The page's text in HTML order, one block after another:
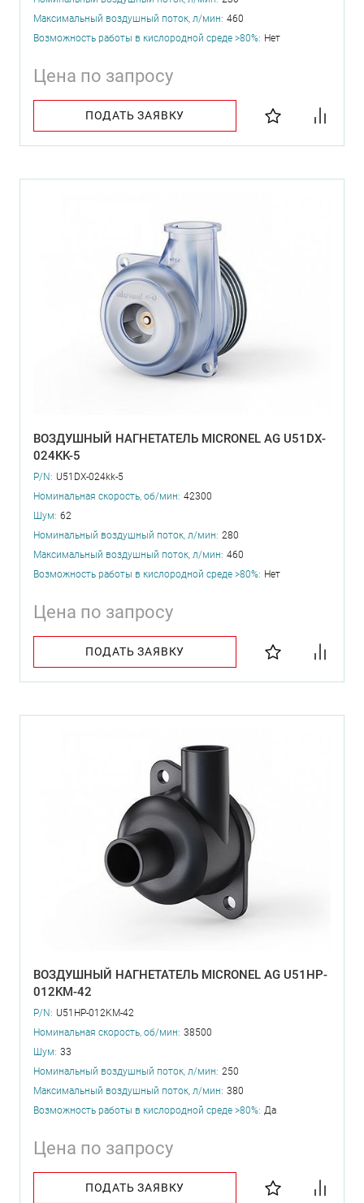
Максимальный воздушный поток, л/мин: 460
Возможность работы в кислородной среде >80%: Нет
Цена по запросу
ПОДАТЬ ЗАЯВКУ
ВОЗДУШНЫЙ НАГНЕТАТЕЛЬ MICRONEL AG U51DX-
024KK-5
P/N: U51DX-024kk-5
Номинальная скорость, об/мин: 42300
Шум: 62
Номинальный воздушный поток, л/мин: 280
Максимальный воздушный поток, л/мин: 460
Возможность работы в кислородной среде >80%: Нет
Цена по запросу
ПОДАТЬ ЗАЯВКУ
ВОЗДУШНЫЙ НАГНЕТАТЕЛЬ MICRONEL AG U51HP-
012KM-42
P/N: U51HP-012KM-42
Номинальная скорость, об/мин: 38500
Шум: 33
Номинальный воздушный поток, л/мин: 250
Максимальный воздушный поток, л/мин: 380
Возможность работы в кислородной среде >80%: Да
Цена по запросу
ПОДАТЬ ЗАЯВКУ